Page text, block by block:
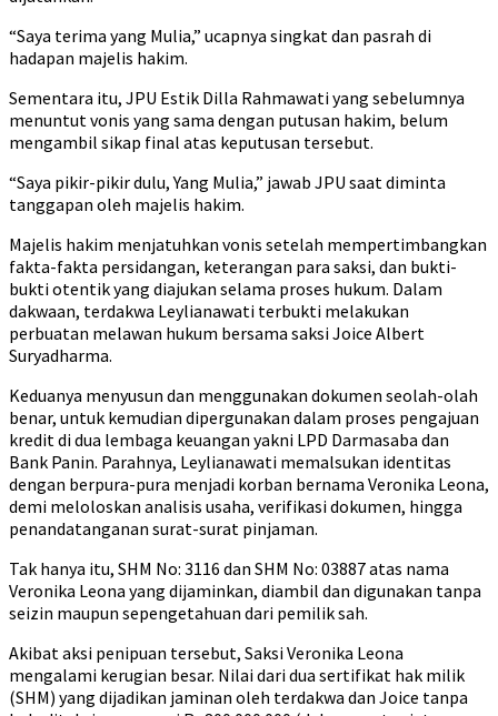
“Saya terima yang Mulia,” ucapnya singkat dan pasrah di
hadapan majelis hakim.
Sementara itu, JPU Estik Dilla Rahmawati yang sebelumnya
menuntut vonis yang sama dengan putusan hakim, belum
mengambil sikap final atas keputusan tersebut.
“Saya pikir-pikir dulu, Yang Mulia,” jawab JPU saat diminta
tanggapan oleh majelis hakim.
Majelis hakim menjatuhkan vonis setelah mempertimbangkan
fakta-fakta persidangan, keterangan para saksi, dan bukti-
bukti otentik yang diajukan selama proses hukum. Dalam
dakwaan, terdakwa Leylianawati terbukti melakukan
perbuatan melawan hukum bersama saksi Joice Albert
Suryadharma.
Keduanya menyusun dan menggunakan dokumen seolah-olah
benar, untuk kemudian dipergunakan dalam proses pengajuan
kredit di dua lembaga keuangan yakni LPD Darmasaba dan
Bank Panin. Parahnya, Leylianawati memalsukan identitas
dengan berpura-pura menjadi korban bernama Veronika Leona,
demi meloloskan analisis usaha, verifikasi dokumen, hingga
penandatanganan surat-surat pinjaman.
Tak hanya itu, SHM No: 3116 dan SHM No: 03887 atas nama
Veronika Leona yang dijaminkan, diambil dan digunakan tanpa
seizin maupun sepengetahuan dari pemilik sah.
Akibat aksi penipuan tersebut, Saksi Veronika Leona
mengalami kerugian besar. Nilai dari dua sertifikat hak milik
(SHM) yang dijadikan jaminan oleh terdakwa dan Joice tanpa